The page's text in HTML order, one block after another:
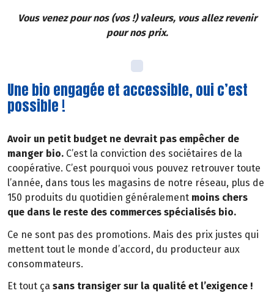
Vous venez pour nos (vos !) valeurs, vous allez revenir
pour nos prix.
Une bio engagée et accessible, oui c’est
possible !
Avoir un petit budget ne devrait pas empêcher de
manger bio. C’est la conviction des sociétaires de la
coopérative. C’est pourquoi vous pouvez retrouver toute
l’année, dans tous les magasins de notre réseau, plus de
150 produits du quotidien généralement moins chers
que dans le reste des commerces spécialisés bio.
Ce ne sont pas des promotions. Mais des prix justes qui
mettent tout le monde d’accord, du producteur aux
consommateurs.
Et tout ça sans transiger sur la qualité et l’exigence !